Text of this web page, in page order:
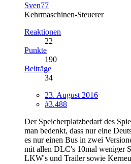
Sven77
Kehrmaschinen-Steuerer
Reaktionen
22
Punkte
190
Beiträge
34
23. August 2016
#3.488
Der Speicherplatzbedarf des
man bedenkt, dass nur eine
es nur einen Bus in zwei
mit allen DLC's 10mal weniger
LKW's und Trailer sowie